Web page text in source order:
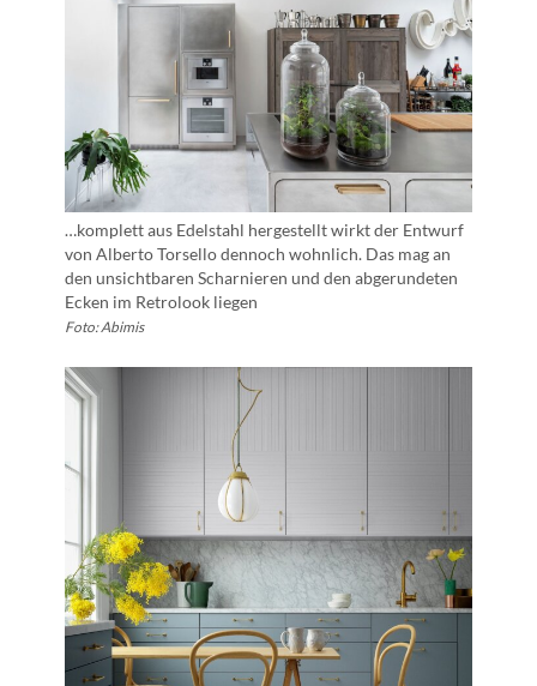
…komplett aus Edelstahl hergestellt wirkt der Entwurf
von Alberto Torsello dennoch wohnlich. Das mag an
den unsichtbaren Scharnieren und den abgerundeten
Ecken im Retrolook liegen
Foto: Abimis